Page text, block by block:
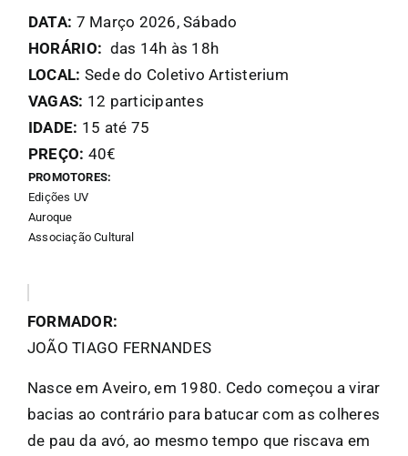
DATA: 7 Março 2026, Sábado
HORÁRIO: das 14h às 18h
LOCAL: Sede do Coletivo Artisterium
VAGAS: 12 participantes
IDADE: 15 até 75
PREÇO: 40€
PROMOTORES:
Edições UV
Auroque
Associação Cultural
FORMADOR:
JOÃO TIAGO FERNANDES
Nasce em Aveiro, em 1980. Cedo começou a virar
bacias ao contrário para batucar com as colheres
de pau da avó, ao mesmo tempo que riscava em